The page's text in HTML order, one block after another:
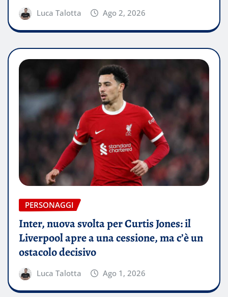
Luca Talotta Ago 2, 2026
PERSONAGGI
Inter, nuova svolta per Curtis Jones: il
Liverpool apre a una cessione, ma c’è un
ostacolo decisivo
Luca Talotta Ago 1, 2026